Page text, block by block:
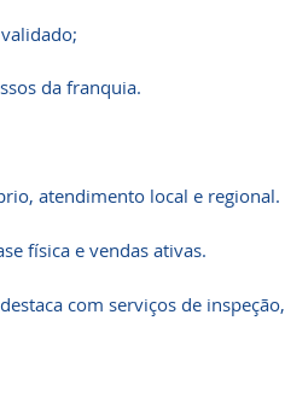
da franquia.
atendimento local e regional.
física e vendas ativas.
com serviços de inspeção,